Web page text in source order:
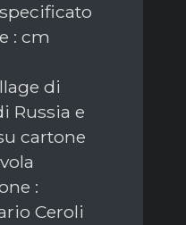
: cm
di
Russia e
cartone
:
Ceroli